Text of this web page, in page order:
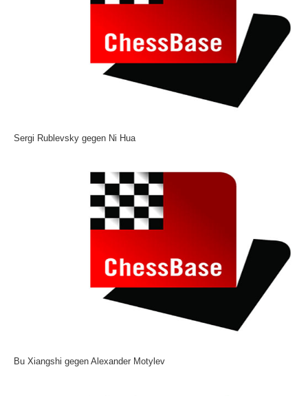
Sergi Rublevsky gegen Ni Hua
Bu Xiangshi gegen Alexander Motylev